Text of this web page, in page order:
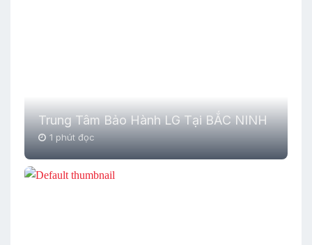
Trung Tâm Bảo Hành LG Tại BẮC NINH
1 phút đọc